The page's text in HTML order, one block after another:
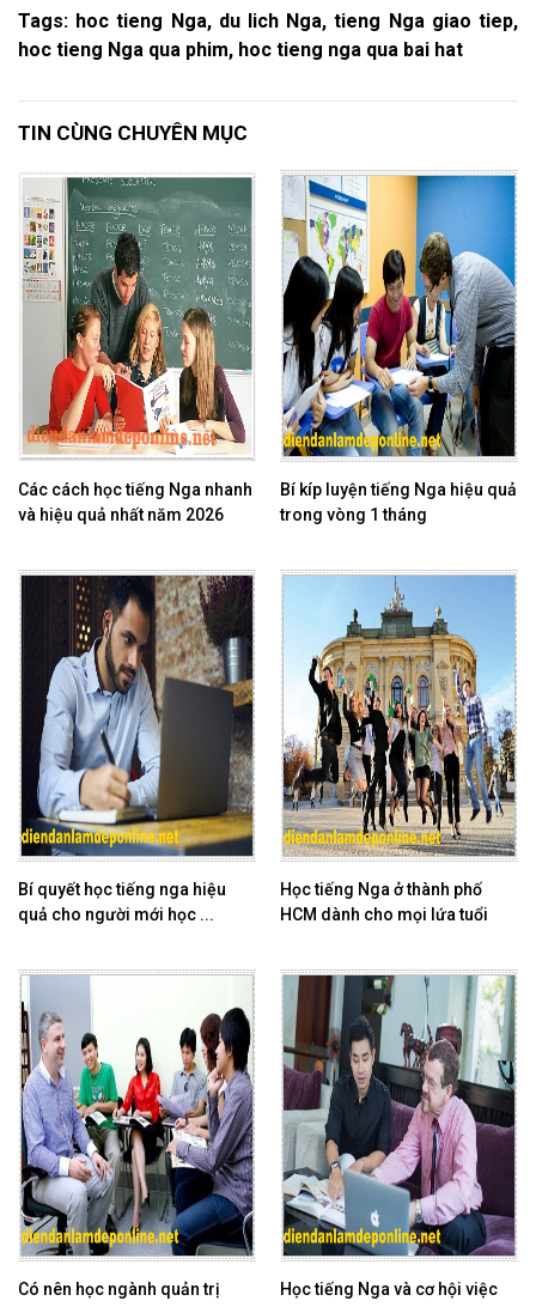
Tags: hoc tieng Nga, du lich Nga, tieng Nga giao tiep,
hoc tieng Nga qua phim, hoc tieng nga qua bai hat
TIN CÙNG CHUYÊN MỤC
Các cách học tiếng Nga nhanh
và hiệu quả nhất năm 2026
Bí kíp luyện tiếng Nga hiệu quả
trong vòng 1 tháng
Bí quyết học tiếng nga hiệu
quả cho người mới học ...
Học tiếng Nga ở thành phố
HCM dành cho mọi lứa tuổi
Có nên học ngành quản trị
Học tiếng Nga và cơ hội việc